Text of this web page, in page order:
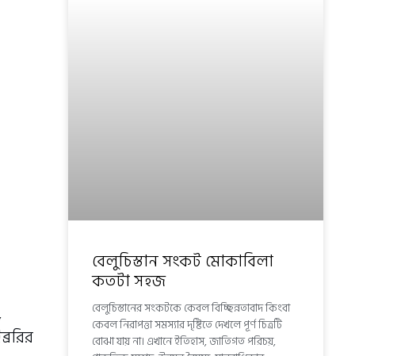
বেলুচিস্তান সংকট মোকাবিলা
কতটা সহজ
বেলুচিস্তানের সংকটকে কেবল বিচ্ছিন্নতাবাদ কিংবা
কেবল নিরাপত্তা সমস্যার দৃষ্টিতে দেখলে পূর্ণ চিত্রটি
বোঝা যায় না। এখানে ইতিহাস, জাতিগত পরিচয়,